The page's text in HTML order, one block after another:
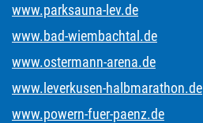
www.parksauna-lev.de
www.bad-wiembachtal.de
www.ostermann-arena.de
www.leverkusen-halbmarathon.de
www.powern-fuer-paenz.de